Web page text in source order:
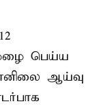
பெய்ய
ஆய்வு